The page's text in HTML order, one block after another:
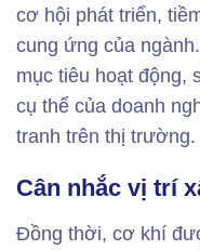
cơ hội phát triển,
cung ứng của
mục tiêu hoạt động,
cụ thể của doanh
tranh trên thị trường.
Cân nhắc vị trí
Đồng thời, cơ khí